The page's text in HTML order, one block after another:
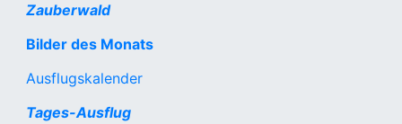
Zauberwald
Bilder des Monats
Ausflugskalender
Tages-Ausflug